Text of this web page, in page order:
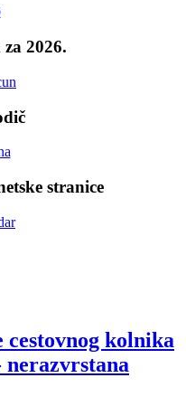
2026.
stranice
kolnika